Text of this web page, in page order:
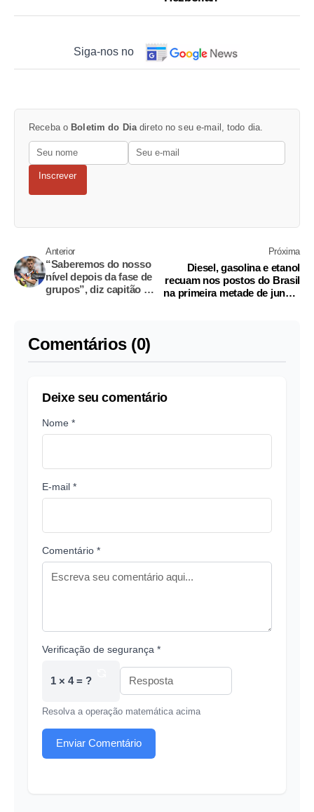
Siga-nos no
Receba o Boletim do Diadireto no seu e-mail, todo dia.
Inscrever
Anterior
“Saberemos do nosso
nível depois da fase de
grupos”, diz capitão da
Próxima
Diesel, gasolina e etanol
recuam nos postos do Brasil
na primeira metade de junho,
Comentários (0)
Deixe seu comentário
Nome *
E-mail *
Comentário *
Verificação de segurança *
1 × 4 = ?
Resolva a operação matemática acima
Enviar Comentário